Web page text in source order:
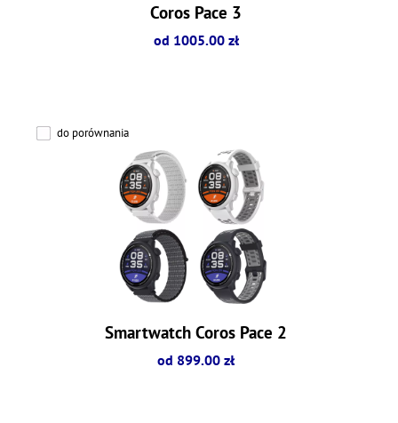
Coros Pace 3
od 1005.00 zł
do porównania
Smartwatch Coros Pace 2
od 899.00 zł